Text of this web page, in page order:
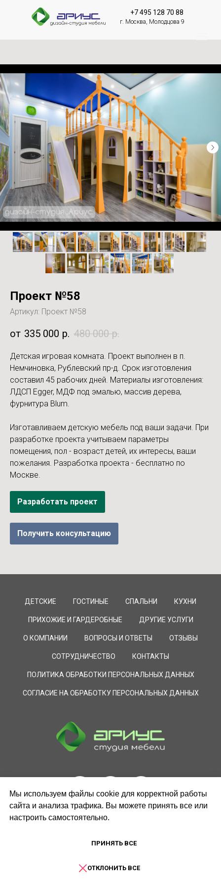
+7 495 128 70 88
г. Москва, Молодцова 9
Проект №58
Артикул: Проект №58
335 000 р. 480 000 р.
Детская игровая комната. Проект выполнен в п.
Немчиновка, Рублевский пр-д. Срок изготовления
составил 45 рабочих дней. Материалы изготовления:
ЛДСП Egger, МДФ под эмалью, массив дерева,
фурнитура Blum.
Изготавливаем детскую мебель под ваши задачи. При
разработке проекта учитываем параметры
помещения, пол - возраст детей, их интересы, ваши
пожелания. Разработка проекта - бесплатно по
Москве.
Разработать проект
Получить консультацию
ДЕТСКИЕ ГОСТИНЫЕ СПАЛЬНИ КУХНИ
ПРИХОЖИЕ И ГАРДЕРОБНЫЕ ДРУГИЕ УСЛУГИ
О КОМПАНИИ ВОПРОСЫ И ОТВЕТЫ ОТЗЫВЫ
СОТРУДНИЧЕСТВО КОНТАКТЫ
ПОЛИТИКА ОБРАБОТКИ ПЕРСОНАЛЬНЫХ ДАННЫХ
СОГЛАСИЕ НА ОБРАБОТКУ ПЕРСОНАЛЬНЫХ ДАННЫХ
Мы используем файлы cookie для корректной работы
сайта и анализа трафика. Вы можете принять все или
настроить самостоятельно.
ПРИНЯТЬ ВСЕ
ОТКЛОНИТЬ ВСЕ